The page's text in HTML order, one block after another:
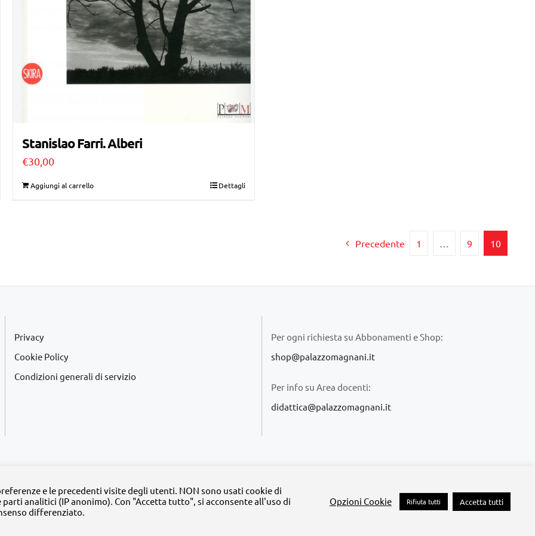
Stanislao Farri. Alberi
€30,00
Aggiungi al carrello Dettagli
Precedente 1 … 9 10
Privacy
Cookie Policy
Condizioni generali di servizio
Per ogni richiesta su Abbonamenti e Shop:
shop@palazzomagnani.it
Per info su Area docenti:
didattica@palazzomagnani.it
FacebookInstagram
TwitterLinkedInYouTube
e le precedenti visite degli utenti. NON sono usati cookie di
analitici (IP anonimo). Con "Accetta tutto", si acconsente all'uso di
differenziato.
Opzioni Cookie Rifiuta tutti Accetta tutti